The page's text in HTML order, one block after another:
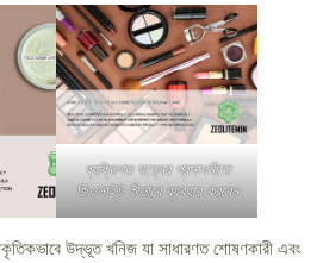
ব্যক্তিগত যত্নের প্রসাধনীতে
জিওলাইট কীভাবে ব্যবহার করবেন
উদ্ভূত খনিজ যা সাধারণত শোষণকারী এবং